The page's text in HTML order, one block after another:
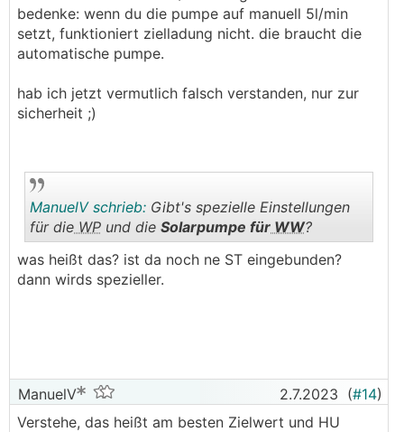
bedenke: wenn du die pumpe auf manuell 5l/min
setzt, funktioniert zielladung nicht. die braucht die
automatische pumpe.
hab ich jetzt vermutlich falsch verstanden, nur zur
sicherheit ;)
ManuelV schrieb: Gibt's spezielle Einstellungen
für die WP und die Solarpumpe für WW?
was heißt das? ist da noch ne ST eingebunden?
dann wirds spezieller.
ManuelV 2.7.2023 (#14)
Verstehe, das heißt am besten Zielwert und HU